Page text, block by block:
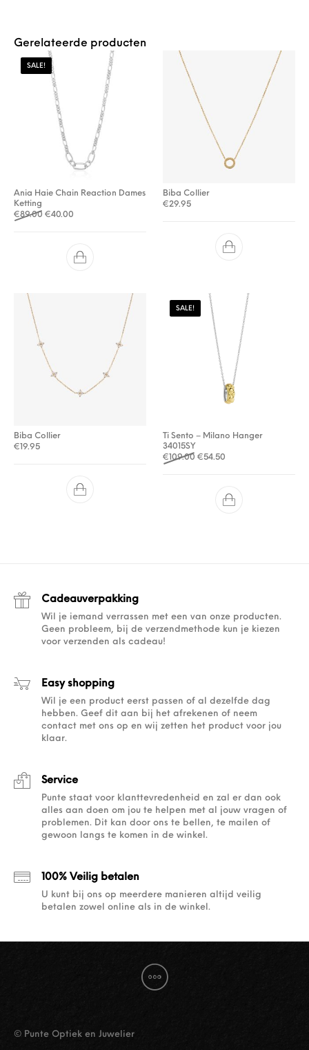
Gerelateerde producten
SALE!
Ania Haie Chain Reaction Dames
Ketting
€89.00 Oorspronkelijke prijs was: €89.00.
€40.00
Biba Collier
€29.95
Biba Collier
€19.95
SALE!
Ti Sento – Milano Hanger
34015SY
€109.00 Oorspronkelijke prijs was:
€54.50
Cadeauverpakking
Wil je iemand verrassen met een van onze producten.
Geen probleem, bij de verzendmethode kun je kiezen
voor verzenden als cadeau!
Easy shopping
Wil je een product eerst passen of al dezelfde dag
hebben. Geef dit aan bij het afrekenen of neem
contact met ons op en wij zetten het product voor jou
klaar.
Service
Punte staat voor klanttevredenheid en zal er dan ook
alles aan doen om jou te helpen met al jouw vragen of
problemen. Dit kan door ons te bellen, te mailen of
gewoon langs te komen in de winkel.
100% Veilig betalen
U kunt bij ons op meerdere manieren altijd veilig
betalen zowel online als in de winkel.
© Punte Optiek en Juwelier